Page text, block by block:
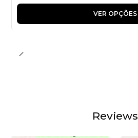
VER OPÇÕES
Reviews